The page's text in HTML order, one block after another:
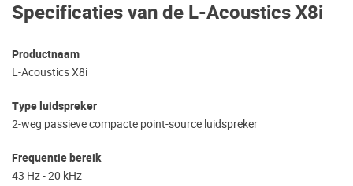
Specificaties van de L-Acoustics X8i
Productnaam
L-Acoustics X8i
Type luidspreker
2-weg passieve compacte point-source luidspreker
Frequentie bereik
43 Hz - 20 kHz